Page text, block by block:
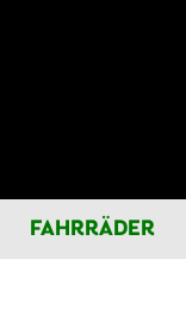
FAHRRÄDER